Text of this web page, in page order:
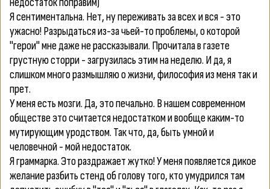
Я сентиментальна. Нет, ну переживать за всех и вся - это
ужасно! Разрыдаться из-за чьей-то проблемы, о которой
"герои" мне даже не рассказывали. Прочитала в газете
грустную сторри - загрузилась этим на неделю. И да, я
слишком много размышляю о жизни, философия из меня так и
прет.
У меня есть мозги.Да, это печально. В нашем современном
обществе это считается недостатком и вообще каким-то
мутирующим уродством. Так что, да, быть умной и
человечной - мой недостаток.
Я граммарка.Это раздражает жутко! У меня появляется дикое
желание разбить стенд об голову того, кто умудрился там